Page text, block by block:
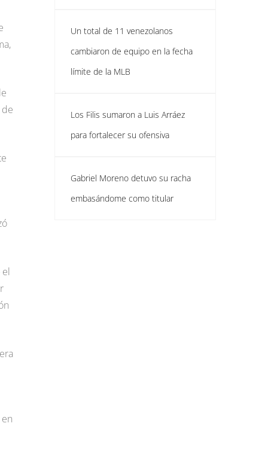
Un total de 11 venezolanos
cambiaron de equipo en la fecha
límite de la MLB
Los Filis sumaron a Luis Arráez
para fortalecer su ofensiva
Gabriel Moreno detuvo su racha
embasándome como titular